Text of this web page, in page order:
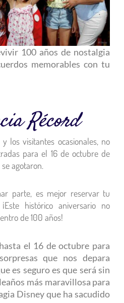
100 años de nostalgia
memorables con tu
Récord
los visitantes ocasionales, no
para el 16 de octubre de
agotaron.
parte, es mejor reservar tu
histórico aniversario no
de 100 años!
el 16 de octubre para
que nos depara
es seguro es que será sin
más maravillosa para
Disney que ha sacudido